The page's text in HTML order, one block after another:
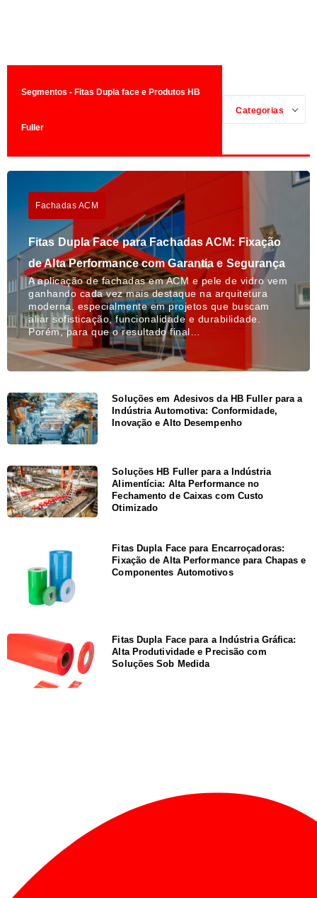
Segmentos - Fitas Dupla face e Produtos HB
Fuller
Categorias
Fachadas ACM
Fitas Dupla Face para Fachadas ACM: Fixação
de Alta Performance com Garantia e Segurança
A aplicação de fachadas em ACM e pele de vidro vem
ganhando cada vez mais destaque na arquitetura
moderna, especialmente em projetos que buscam
aliar sofisticação, funcionalidade e durabilidade.
Porém, para que o resultado final…
Soluções em Adesivos da HB Fuller para a
Indústria Automotiva: Conformidade,
Inovação e Alto Desempenho
Soluções HB Fuller para a Indústria
Alimentícia: Alta Performance no
Fechamento de Caixas com Custo
Otimizado
Fitas Dupla Face para Encarroçadoras:
Fixação de Alta Performance para Chapas e
Componentes Automotivos
Fitas Dupla Face para a Indústria Gráfica:
Alta Produtividade e Precisão com
Soluções Sob Medida